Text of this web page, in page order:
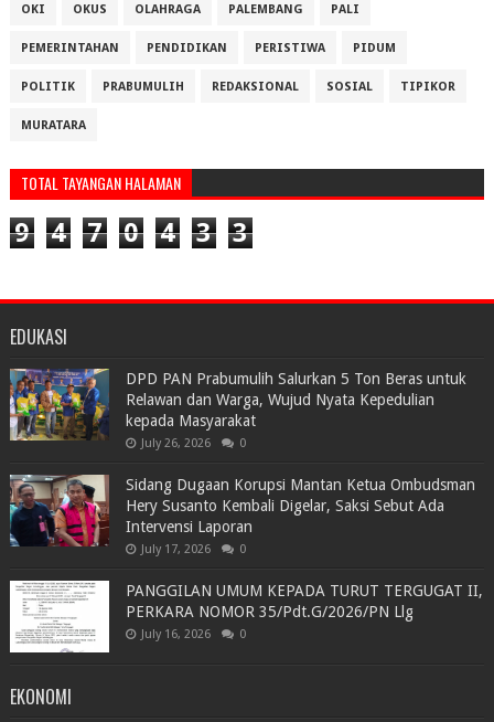
OKI OKUS OLAHRAGA PALEMBANG PALI
PEMERINTAHAN PENDIDIKAN PERISTIWA PIDUM
POLITIK PRABUMULIH REDAKSIONAL SOSIAL TIPIKOR
MURATARA
TOTAL TAYANGAN HALAMAN
9 4 7 0 4 3 3
EDUKASI
DPD PAN Prabumulih Salurkan 5 Ton Beras untuk
Relawan dan Warga, Wujud Nyata Kepedulian
kepada Masyarakat
July 26, 2026 0
Sidang Dugaan Korupsi Mantan Ketua Ombudsman
Hery Susanto Kembali Digelar, Saksi Sebut Ada
Intervensi Laporan
July 17, 2026 0
PANGGILAN UMUM KEPADA TURUT TERGUGAT II,
PERKARA NOMOR 35/Pdt.G/2026/PN Llg
July 16, 2026 0
EKONOMI